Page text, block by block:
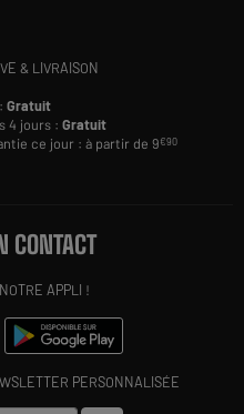
& LIVRAISON
:Gratuit
4 jours :Gratuit
ce jour : à partir de 9€90
CONTACT
APPLI !
PERSONNALISÉE